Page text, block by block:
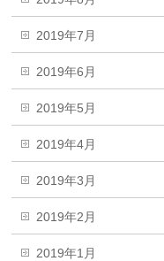
2019年7月
2019年6月
2019年5月
2019年4月
2019年3月
2019年2月
2019年1月